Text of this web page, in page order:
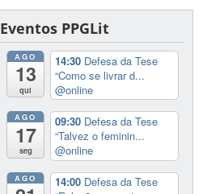
Eventos PPGLit
AGO
13
qui
14:30 Defesa da Tese
“Como se livrar d...
@online
AGO
17
seg
09:30 Defesa da Tese
“Talvez o feminin...
@online
AGO 14:00 Defesa da Tese